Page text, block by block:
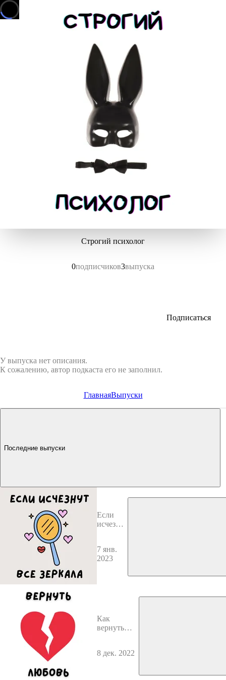
Строгий психолог
0подписчиков3выпуска
Подписаться
У выпуска нет описания.
К сожалению, автор подкаста его не заполнил.
ГлавнаяВыпуски
Последние выпуски
Если
исчезнут
7 янв.
2023
Как
вернуть
8 дек. 2022